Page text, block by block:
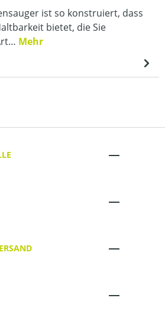
ist so konstruiert, dass
bietet, die Sie
Mehr